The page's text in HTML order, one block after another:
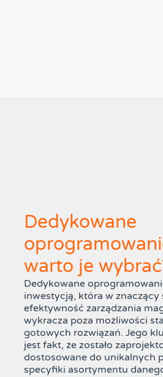
Dedykowane
warto je
Dedykowane
inwestycją, która w znaczący
efektywność zarządzania
wykracza poza możliwości
gotowych rozwiązań. Jego
jest fakt, że zostało
dostosowane do unikalnych
specyfiki asortymentu